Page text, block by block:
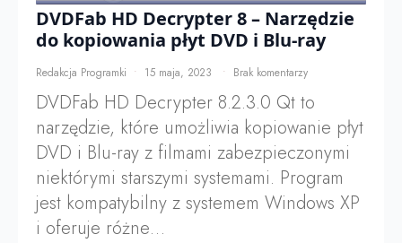
DVDFab HD Decrypter 8 – Narzędzie
do kopiowania płyt DVD i Blu-ray
Redakcja Programki 15 maja, 2023 Brak komentarzy
DVDFab HD Decrypter 8.2.3.0 Qt to
narzędzie, które umożliwia kopiowanie płyt
DVD i Blu-ray z filmami zabezpieczonymi
niektórymi starszymi systemami. Program
jest kompatybilny z systemem Windows XP
i oferuje różne…